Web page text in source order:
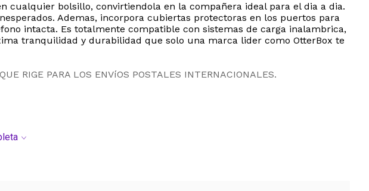
bolsillo, convirtiendola en la compañera ideal para el dia a dia.
Ademas, incorpora cubiertas protectoras en los puertos para
intacta. Es totalmente compatible con sistemas de carga inalambrica,
tranquilidad y durabilidad que solo una marca lider como OtterBox te
RIGE PARA LOS ENVíOS POSTALES INTERNACIONALES.